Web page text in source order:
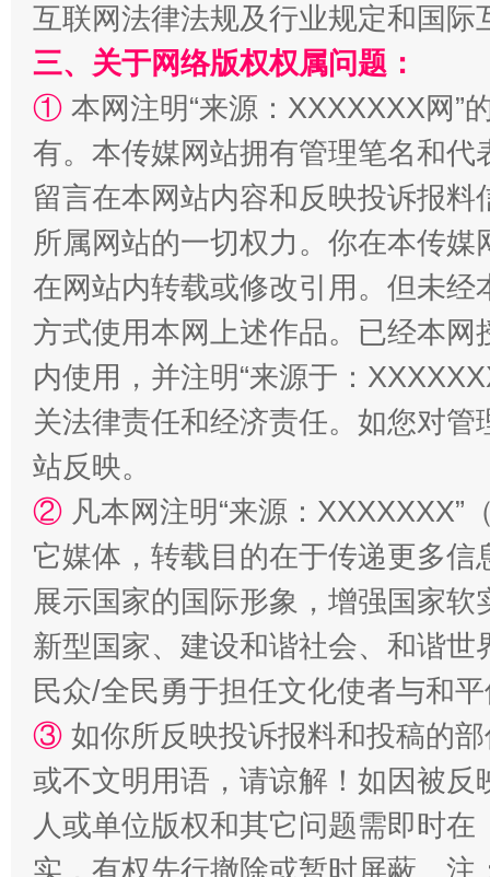
解纷+调解+退费，一次搞定
站台名比不上好声名
漫山遍野的桃花与雪山、麦地、白藏房 除
互联网法律法规及行业规定和国
三、关于网络版权权属问题：
① 本网注明“来源：XXXXXXX网”
有。本传媒网站拥有管理笔名和
留言在本网站内容和反映投诉报
所属网站的一切权力。你在本传
在网站内转载或修改引用。但未
方式使用本网上述作品。已经本
内使用，并注明“来源于：
关法律责任和经济责任。如您对
站反映。
② 凡本网注明“来源：
它媒体，转载目的在于传递更多
展示国家的国际形象，增强国家
新型国家、建设和谐社会、和谐
民众/全民勇于担任文化使者与和
③ 如你所反映投诉报料和投稿的
或不文明用语，请谅解！如因被
人或单位版权和其它问题需即时在
实，有权先行撤除或暂时屏蔽。